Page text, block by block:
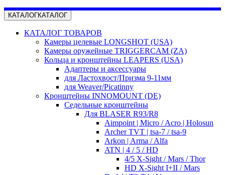
КАТАЛОГКАТАЛОГ
КАТАЛОГ ТОВАРОВ
Камеры целевые LONGSHOT (USA)
Камеры оружейные TRIGGERCAM (ZA)
Кольца и кронштейны LEAPERS (USA)
Адаптеры и аксессуары
для Ластохвост/Призма 9-11мм
для Weaver/Picatinny
Кронштейны INNOMOUNT (DE)
Седельные кронштейны
Для BLASER R93/R8
Aimpoint | Micro / Acro | Holosun
Archer TVT | tsa-7 / tsa-9
Arkon | Arma / Alfa
ATN | 4 / 5 / HD
4/5 X-Sight / Mars / Thor
HD X-Sight I+II / Mars